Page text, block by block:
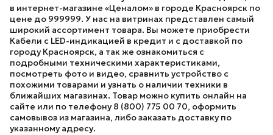
в интернет-магазине «Ценалом» в городе Красноярск по
цене до 999999. У нас на витринах представлен самый
широкий ассортимент товара. Вы можете приобрести
Кабели с LED-индикацией в кредит и с доставкой по
городу Красноярск, а так же ознакомиться с
подробными техническими характеристиками,
посмотреть фото и видео, сравнить устройство с
похожими товарами и узнать о наличии техники в
ближайших магазинах. Товар можно купить онлайн на
сайте или по телефону 8 (800) 775 00 70, оформить
самовывоз из магазина, либо заказать доставку по
указанному адресу.